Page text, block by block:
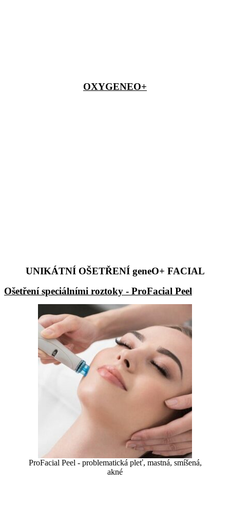
OXYGENEO+
UNIKÁTNÍ OŠETŘENÍ geneO+ FACIAL
Ošetření speciálními roztoky - ProFacial Peel
ProFacial Peel - problematická pleť, mastná, smíšená,
akné